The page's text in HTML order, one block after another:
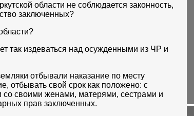
области не соблюдается законность,
заключенных?
так издеваться над осужденными из ЧР и
отбывали наказание по месту
отбывать свой срок как положено: с
своими женами, матерями, сестрами и
прав заключенных.